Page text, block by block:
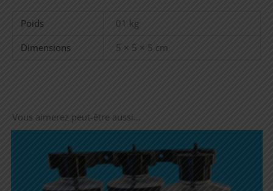
Poids
01 kg
Dimensions
5 × 5 × 5 cm
Vous aimerez peut-être aussi…